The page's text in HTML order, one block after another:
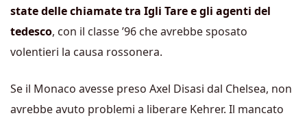
state delle chiamate tra Igli Tare e gli agenti del
tedesco, con il classe ’96 che avrebbe sposato
volentieri la causa rossonera.
Se il Monaco avesse preso Axel Disasi dal Chelsea, non
avrebbe avuto problemi a liberare Kehrer. Il mancato